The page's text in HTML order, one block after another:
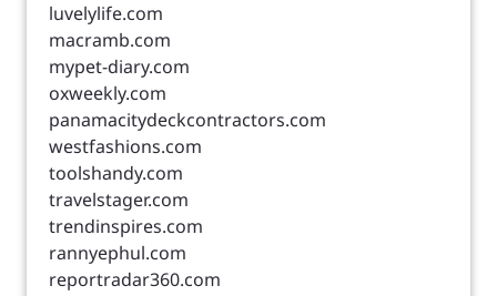
luvelylife.com
macramb.com
mypet-diary.com
oxweekly.com
panamacitydeckcontractors.com
westfashions.com
toolshandy.com
travelstager.com
trendinspires.com
rannyephul.com
reportradar360.com